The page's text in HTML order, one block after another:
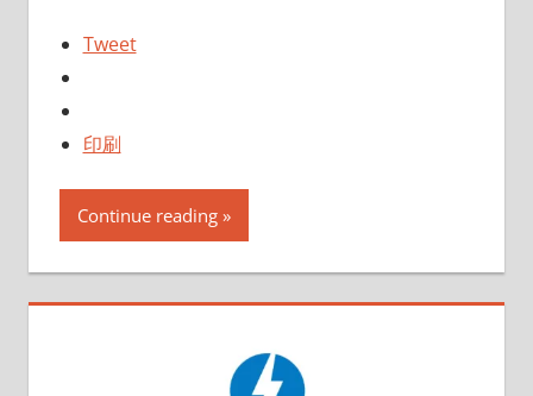
Tweet
印刷
Continue reading